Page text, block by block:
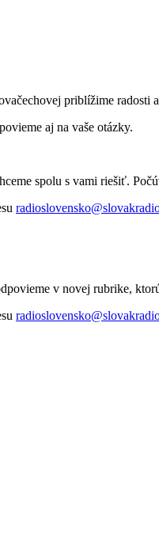
priblížime radosti
aj na vaše otázky.
spolu s vami riešiť.
v novej rubrike,